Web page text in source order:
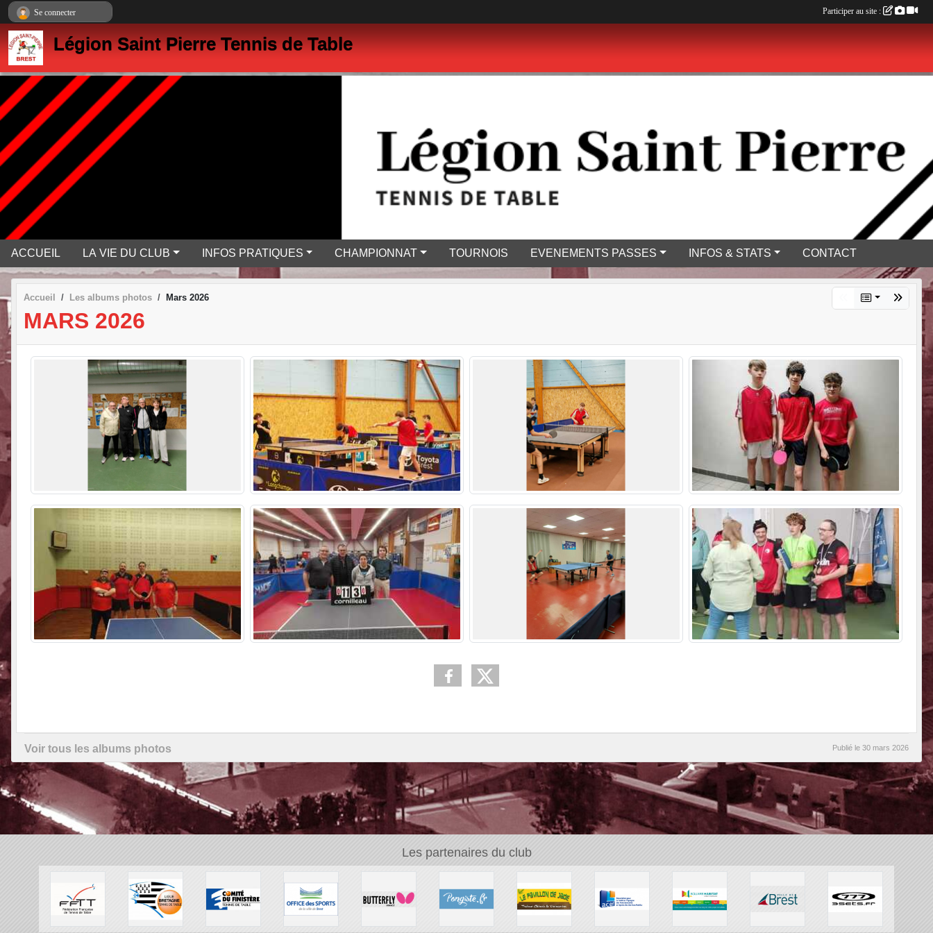
Légion Saint Pierre Tennis de Table
ACCUEIL LA VIE DU CLUB INFOS PRATIQUES CHAMPIONNAT TOURNOIS EVENEMENTS PASSES INFOS & STATS CONTACT
Accueil Les albums photos Mars 2026
MARS 2026
Voir tous les albums photos Publié le 30 mars 2026
Les partenaires du club
Se connecter Participer au site :
Panneau de gestion des cookies